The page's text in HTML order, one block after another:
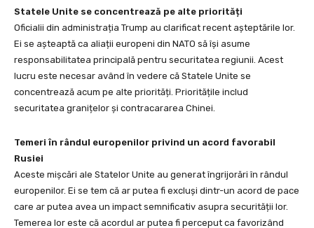
Statele Unite se concentrează pe alte priorități
Oficialii din administrația Trump au clarificat recent așteptările lor.
Ei se așteaptă ca aliații europeni din NATO să își asume
responsabilitatea principală pentru securitatea regiunii. Acest
lucru este necesar având în vedere că Statele Unite se
concentrează acum pe alte priorități. Prioritățile includ
securitatea granițelor și contracararea Chinei.
Temeri în rândul europenilor privind un acord favorabil
Rusiei
Aceste mișcări ale Statelor Unite au generat îngrijorări în rândul
europenilor. Ei se tem că ar putea fi excluși dintr-un acord de pace
care ar putea avea un impact semnificativ asupra securității lor.
Temerea lor este că acordul ar putea fi perceput ca favorizând